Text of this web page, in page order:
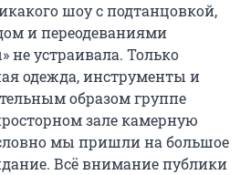
шоу с подтанцовкой,
и переодеваниями
не устраивала. Только
одежда, инструменты и
образом группе
зале камерную
мы пришли на большое
Всё внимание публики